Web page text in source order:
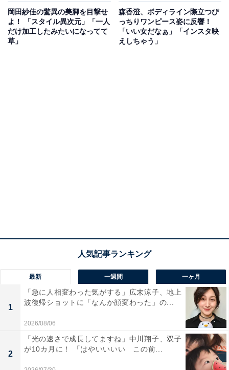
岡田紗佳の驚異の美脚を目撃せ
よ！ 「スタイル異次元」「一人
だけ加工したみたいになってて
草」
森香澄、ボディライン際立つぴ
っちりワンピース姿に反響！
「いい女だなぁ」「インスタ映
えしちゃう」
最新 一週間 一ヶ月
1
「急に人相変わった気がする」広末涼子、地上
波復帰ショットに「なんか顔変わった」の...
2026/08/06
2
「光の速さで成長してますね」中川翔子、双子
が10カ月に！ 「はやいいいい この前...